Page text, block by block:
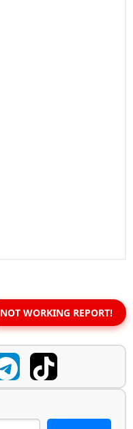
NOT WORKING REPORT!